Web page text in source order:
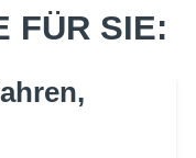
FÜR SIE: